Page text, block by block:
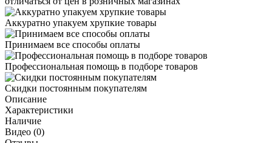
Аккуратно упакуем хрупкие товары
Принимаем все способы оплаты
Профессиональная помощь в подборе товаров
Скидки постоянным покупателям
Описание
Характеристики
Наличие
Видео (0)